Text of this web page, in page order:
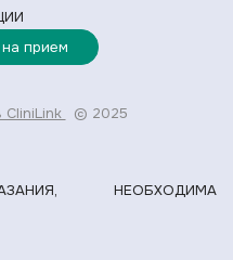
прием
© 2025
НЕОБХОДИМА